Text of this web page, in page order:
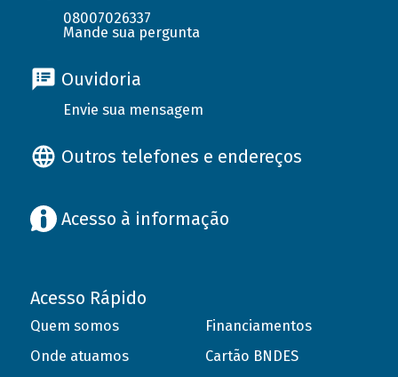
08007026337
Mande sua pergunta
Ouvidoria
Envie sua mensagem
Outros telefones e endereços
Acesso à informação
Acesso Rápido
Quem somos
Onde atuamos
Financiamentos
Cartão BNDES